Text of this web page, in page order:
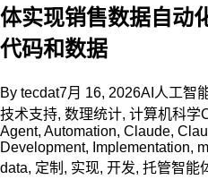
体实现销售数据自动
代码和数据
By tecdat7月 16, 2026AI人工智
技术支持, 数理统计, 计算机科学
Agent, Automation, Claude,
Development, Implementation,
data, 定制 , 实现, 开发, 托管智能